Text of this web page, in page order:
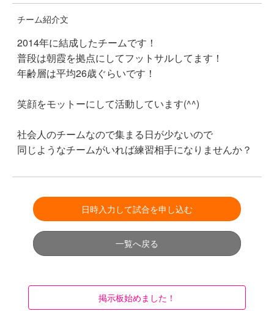
チーム紹介文
2014年に結成したチームです！
普段は朝霞を拠点にしてフットサルしてます！
年齢層は平均26歳ぐらいです！
笑顔をモットーにして活動しています(^^)
社会人のチームなので集まる日が少ないので
同じようなチームがいれば練習相手になりませんか？
日時入力して試合を申し込む
一覧へ戻る
掲示板始めました！